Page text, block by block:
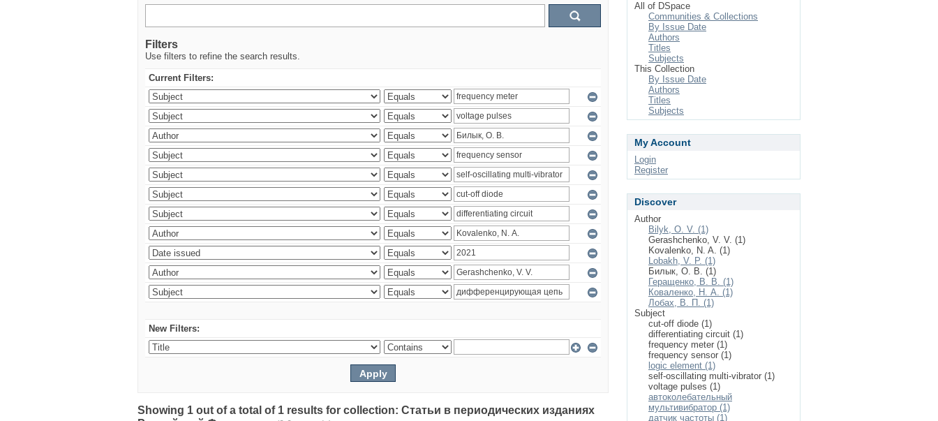
Filters
Use filters to refine the search results.
Current Filters:
New Filters:
Showing 1 out of a total of 1 results for collection: Статьи в периодических изданиях
All of DSpace
Communities & Collections
By Issue Date
Authors
Titles
Subjects
This Collection
By Issue Date
Authors
Titles
Subjects
My Account
Login
Register
Discover
Author
Bilyk, O. V. (1)
Gerashchenko, V. V. (1)
Kovalenko, N. A. (1)
Lobakh, V. P. (1)
Билык, О. В. (1)
Геращенко, В. В. (1)
Коваленко, Н. А. (1)
Лобах, В. П. (1)
Subject
cut-off diode (1)
differentiating circuit (1)
frequency meter (1)
frequency sensor (1)
logic element (1)
self-oscillating multi-vibrator (1)
voltage pulses (1)
автоколебательный
мультивибратор (1)
датчик частоты (1)